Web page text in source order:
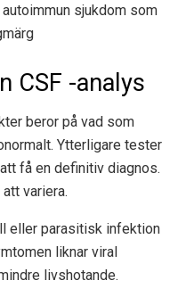
sjukdom som
CSF -analys
beror på vad som
Ytterligare tester
få en definitiv diagnos.
variera.
eller parasitisk infektion
liknar viral
livshotande.